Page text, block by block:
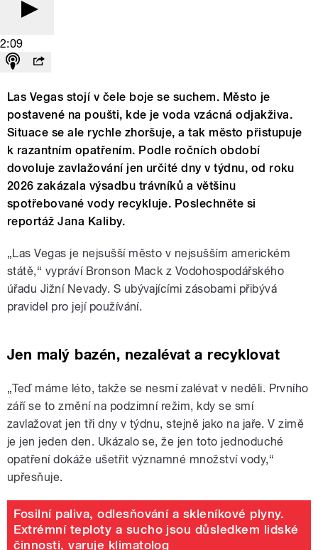
2:09
Las Vegas stojí v čele boje se suchem. Město je
postavené na poušti, kde je voda vzácná odjakživa.
Situace se ale rychle zhoršuje, a tak město přistupuje
k razantním opatřením. Podle ročních období
dovoluje zavlažování jen určité dny v týdnu, od roku
2026 zakázala výsadbu trávníků a většinu
spotřebované vody recykluje. Poslechněte si
reportáž Jana Kaliby.
„Las Vegas je nejsušší město v nejsušším americkém
státě,“ vypráví Bronson Mack z Vodohospodářského
úřadu Jižní Nevady. S ubývajícími zásobami přibývá
pravidel pro její používání.
Jen malý bazén, nezalévat a recyklovat
„Teď máme léto, takže se nesmí zalévat v neděli. Prvního
září se to změní na podzimní režim, kdy se smí
zavlažovat jen tři dny v týdnu, stejně jako na jaře. V zimě
je jen jeden den. Ukázalo se, že jen toto jednoduché
opatření dokáže ušetřit významné množství vody,“
upřesňuje.
Fosilní paliva, odlesňování a skleníkové plyny.
Extrémní teploty a sucho jsou důsledkem lidské
činnosti, varuje klimatolog